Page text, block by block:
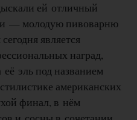
ей отличный
— молодую пивоварню
является
наград,
эль под названием
американских
финал, в нём